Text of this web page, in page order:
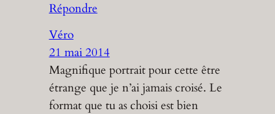
Répondre
Véro
21 mai 2014
Magnifique portrait pour cette être
étrange que je n’ai jamais croisé. Le
format que tu as choisi est bien